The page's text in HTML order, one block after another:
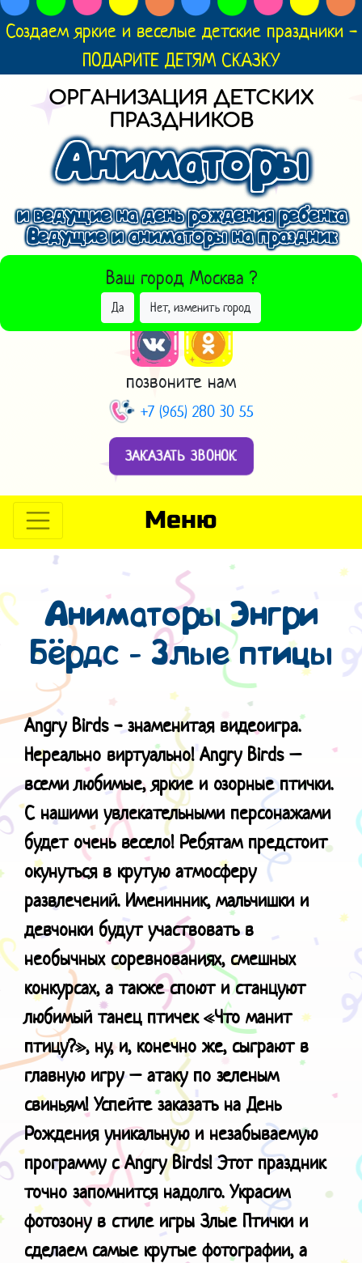
Создаем яркие и веселые детские праздники -
ПОДАРИТЕ ДЕТЯМ СКАЗКУ
ОРГАНИЗАЦИЯ ДЕТСКИХ
ПРАЗДНИКОВ
Аниматоры
и ведущие на день рождения ребенка
Ведущие и аниматоры на праздник
Ваш город Москва ?
Да Нет, изменить город
ВЫБРАТЬ ДРУГОЙ ГОРОД
позвоните нам
+7 (965) 280 30 55
ЗАКАЗАТЬ ЗВОНОК
Меню
Аниматоры Энгри
Бёрдс - Злые птицы
Angry Birds - знаменитая видеоигра.
Нереально виртуально! Angry Birds –
всеми любимые, яркие и озорные птички.
С нашими увлекательными персонажами
будет очень весело! Ребятам предстоит
окунуться в крутую атмосферу
развлечений. Именинник, мальчишки и
девчонки будут участвовать в
необычных соревнованиях, смешных
конкурсах, а также споют и станцуют
любимый танец птичек «Что манит
птицу?», ну, и, конечно же, сыграют в
главную игру – атаку по зеленым
свиньям! Успейте заказать на День
Рождения уникальную и незабываемую
программу с Angry Birds! Этот праздник
точно запомнится надолго. Украсим
фотозону в стиле игры Злые Птички и
сделаем самые крутые фотографии, а